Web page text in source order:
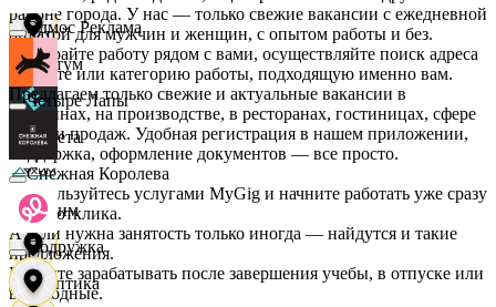
Альтум
Аркета
Архим
Асептика
Эдмос Реклама
Четыре Лапы
Снежная Королева
Подружка
районе города. У нас — только свежие вакансии с ежедневной
оплатой для мужчин и женщин, с опытом работы и без.
Выбирайте работу рядом с вами, осуществляйте поиск адреса
на карте или категорию работы, подходящую именно вам.
Предлагаем только свежие и актуальные вакансии в
магазинах, на производстве, в ресторанах, гостиницах, сфере
услуг и продаж. Удобная регистрация в нашем приложении,
поддержка, оформление документов — все просто.
Воспользуйтесь услугами MyGig и начните работать уже сразу
после отклика.
А если нужна занятость только иногда — найдутся и такие
предложения.
Начните зарабатывать после завершения учебы, в отпуске или
в выходные.